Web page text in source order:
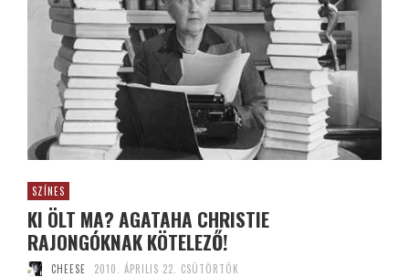
SZÍNES
KI ÖLT MA? AGATAHA CHRISTIE
RAJONGÓKNAK KÖTELEZŐ!
CHEESE 2010. ÁPRILIS 22. CSÜTÖRTÖK